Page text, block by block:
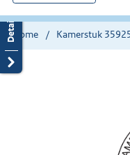
hier:
Home Kamerstuk